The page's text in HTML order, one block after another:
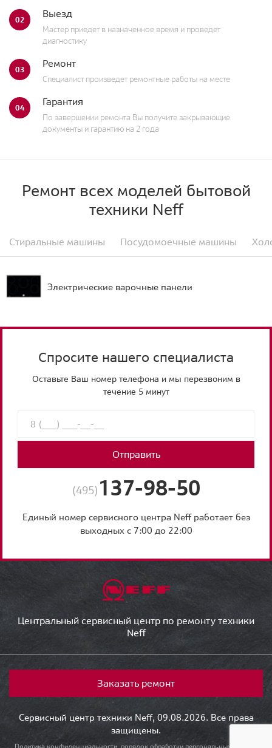
02 Выезд
Мастер приедет в назначенное время и проведет
диагностику
03 Ремонт
Специалист произведет ремонтные работы на месте
04 Гарантия
По завершении ремонта Вы получите закрывающие
документы и гарантию на 2 года
Ремонт всех моделей бытовой
техники Neff
Стиральные машины Посудомоечные машины
Электрические варочные панели
Спросите нашего специалиста
Оставьте Ваш номер телефона и мы перезвоним в
течение 5 минут
Отправить
(495) 137-98-50
Единый номер сервисного центра Neff работает без
выходных с 7:00 до 22:00
Центральный сервисный центр по ремонту техники
Neff
Заказать ремонт
Сервисный центр техники Neff, 09.08.2026. Все права
защищены.
Политика конфиденциальности, порядок обработки персональных данных